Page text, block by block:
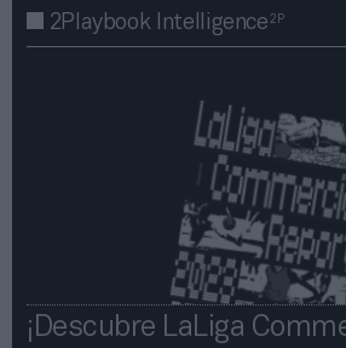
2Playbook Intelligence2P
¡Descubre LaLiga